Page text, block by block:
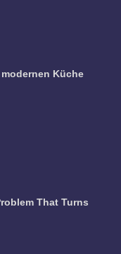
Küche
That Turns